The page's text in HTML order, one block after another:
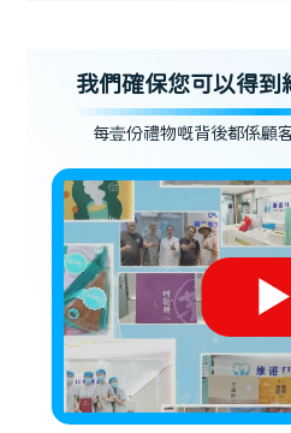
我們確保您可以得到
每壹份禮物嘅背後都係顧